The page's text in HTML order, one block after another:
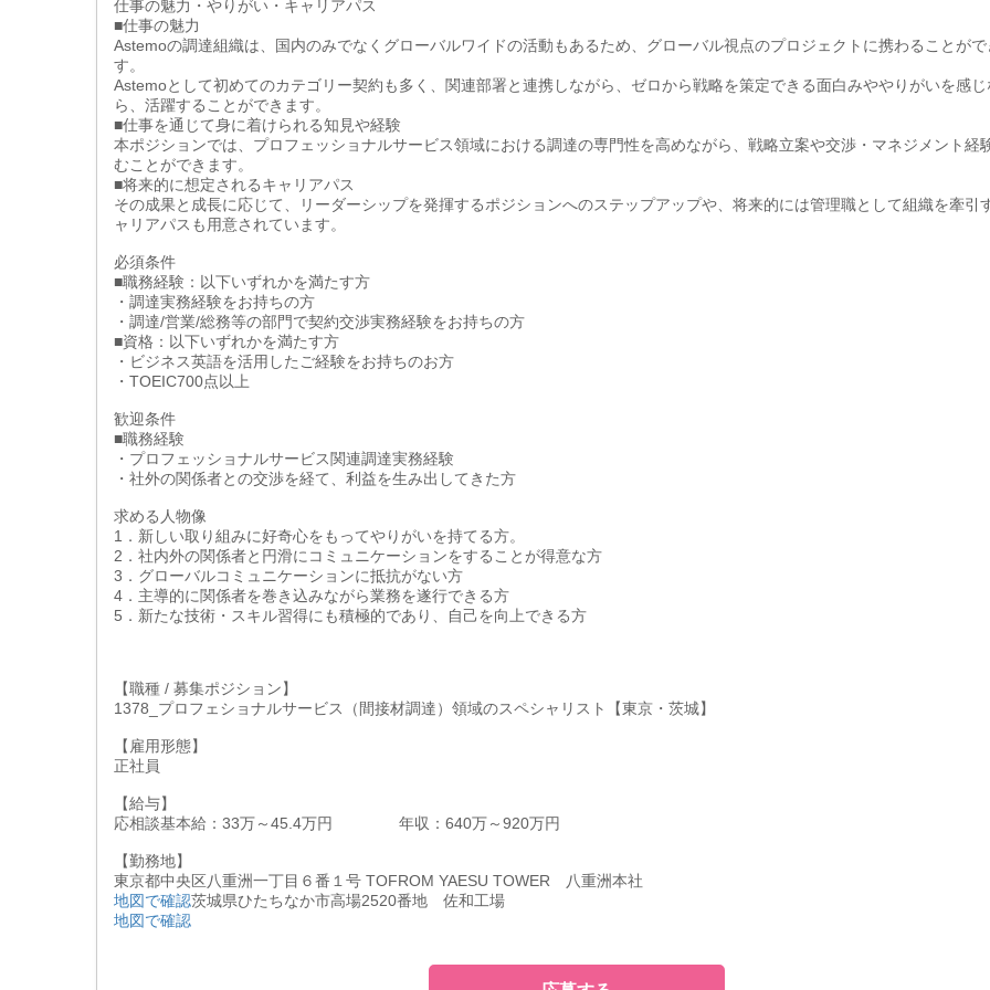
仕事の魅力・やりがい・キャリアパス
■仕事の魅力
Astemoの調達組織は、国内のみでなくグローバルワイドの活動もあるため、グローバル視点のプロジェクトに携わることがで
す。
Astemoとして初めてのカテゴリー契約も多く、関連部署と連携しながら、ゼロから戦略を策定できる面白みややりがいを感じ
ら、活躍することができます。
■仕事を通じて身に着けられる知見や経験
本ポジションでは、プロフェッショナルサービス領域における調達の専門性を高めながら、戦略立案や交渉・マネジメント経
むことができます。
■将来的に想定されるキャリアパス
その成果と成長に応じて、リーダーシップを発揮するポジションへのステップアップや、将来的には管理職として組織を牽引
ャリアパスも用意されています。
必須条件
■職務経験：以下いずれかを満たす方
・調達実務経験をお持ちの方
・調達/営業/総務等の部門で契約交渉実務経験をお持ちの方
■資格：以下いずれかを満たす方
・ビジネス英語を活用したご経験をお持ちのお方
・TOEIC700点以上
歓迎条件
■職務経験
・プロフェッショナルサービス関連調達実務経験
・社外の関係者との交渉を経て、利益を生み出してきた方
求める人物像
1．新しい取り組みに好奇心をもってやりがいを持てる方。
2．社内外の関係者と円滑にコミュニケーションをすることが得意な方
3．グローバルコミュニケーションに抵抗がない方
4．主導的に関係者を巻き込みながら業務を遂行できる方
5．新たな技術・スキル習得にも積極的であり、自己を向上できる方
【職種 / 募集ポジション】
1378_プロフェショナルサービス（間接材調達）領域のスペシャリスト【東京・茨城】
【雇用形態】
正社員
【給与】
応相談基本給：33万～45.4万円 年収：640万～920万円
【勤務地】
東京都中央区八重洲一丁目６番１号 TOFROM YAESU TOWER 八重洲本社
地図で確認茨城県ひたちなか市高場2520番地 佐和工場
地図で確認